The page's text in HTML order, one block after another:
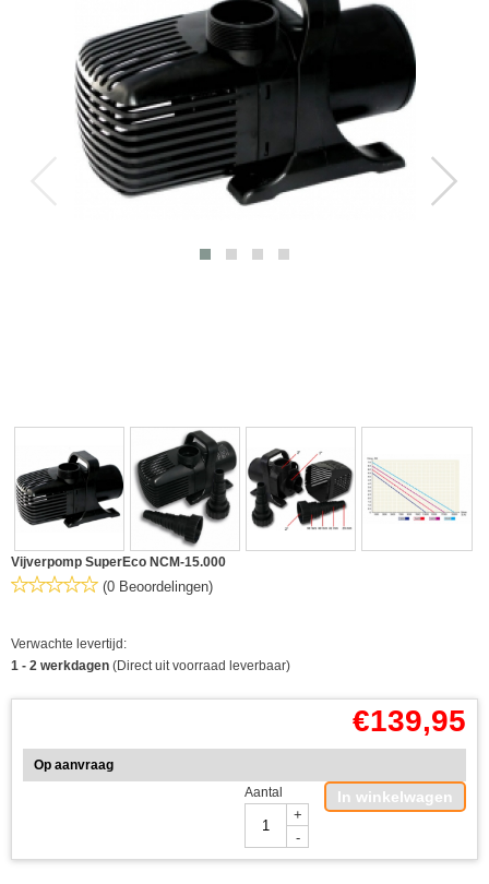
Vijverpomp SuperEco NCM-15.000
(0 Beoordelingen)
Verwachte levertijd:
1 - 2 werkdagen (Direct uit voorraad leverbaar)
€139,95
Op aanvraag
Aantal
+
-
In winkelwagen